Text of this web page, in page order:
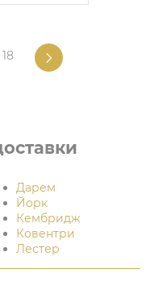
18
Дарем
Йорк
Кембридж
Ковентри
Лестер